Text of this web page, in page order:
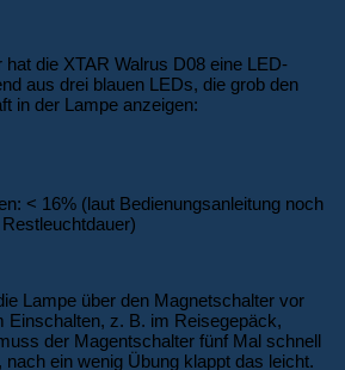
hat die XTAR Walrus D08 eine LED-
aus drei blauen LEDs, die grob den
in der Lampe anzeigen:
< 16% (laut Bedienungsanleitung noch
Lampe über den Magnetschalter vor
Einschalten, z. B. im Reisegepäck,
der Magentschalter fünf Mal schnell
ein wenig Übung klappt das leicht.